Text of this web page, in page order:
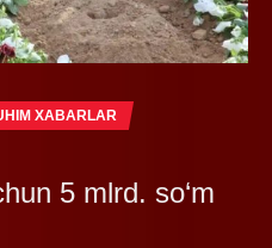
XABARLAR
5 mlrd. so‘m